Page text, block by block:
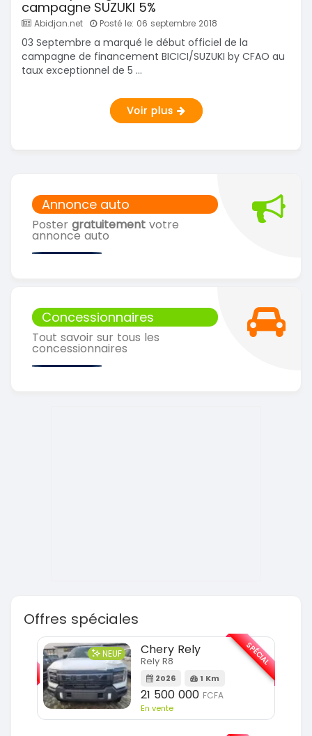
Annonce auto
Poster gratuitement votre
annonce auto
Concessionnaires
Tout savoir sur tous les
concessionnaires
Offres spéciales
NEUF Chery Rely
Rely R8
2026 1 Km
21 500 000 FCFA
En vente
SPÉCIAL
campagne SUZUKI 5%
Abidjan.net Posté le: 06 septembre 2018
03 Septembre a marqué le début officiel de la
campagne de financement BICICI/SUZUKI by CFAO au
taux exceptionnel de 5 ...
Voir plus